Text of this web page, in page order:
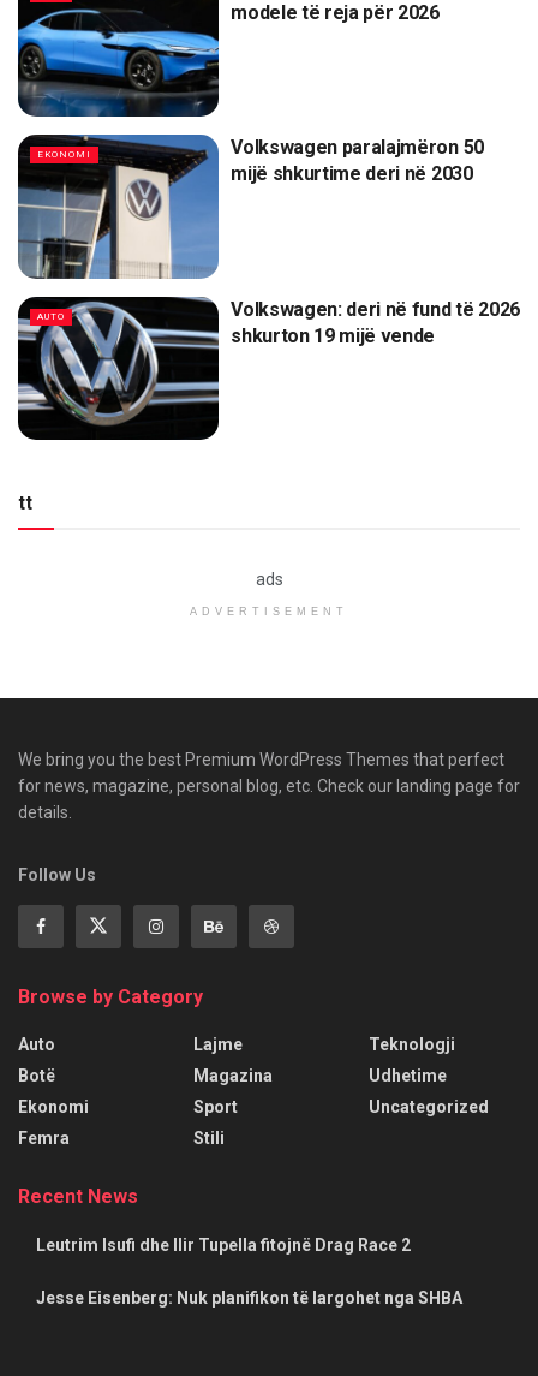
modele të reja për 2026
EKONOMI
Volkswagen paralajmëron 50
mijë shkurtime deri në 2030
AUTO
Volkswagen: deri në fund të 2026
shkurton 19 mijë vende
tt
ads
ADVERTISEMENT
We bring you the best Premium WordPress Themes that perfect
for news, magazine, personal blog, etc. Check our landing page for
details.
Follow Us
Browse by Category
Auto
Botë
Ekonomi
Femra
Lajme
Magazina
Sport
Stili
Teknologji
Udhetime
Uncategorized
Recent News
Leutrim Isufi dhe Ilir Tupella fitojnë Drag Race 2
Jesse Eisenberg: Nuk planifikon të largohet nga SHBA